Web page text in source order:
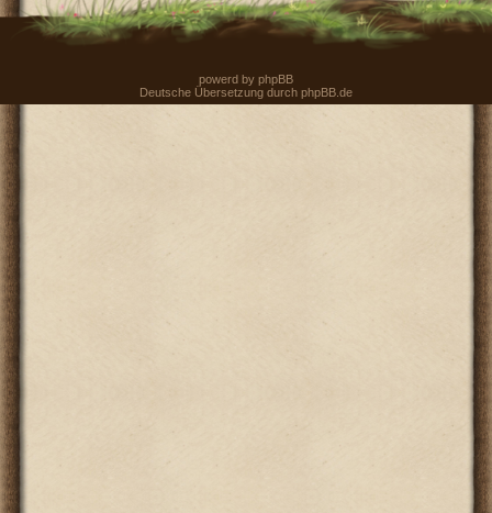
powerd by phpBB
Deutsche Übersetzung durch phpBB.de